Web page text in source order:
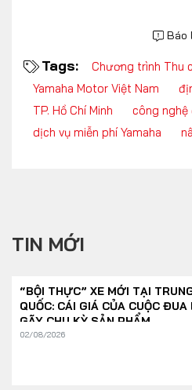
Báo
Tags:
Chương trình Thu
Yamaha Motor Việt Nam
TP. Hồ Chí Minh
công nghệ
dịch vụ miễn phí Yamaha
TIN MỚI
“BỘI THỰC” XE MỚI TẠI
QUỐC: CÁI GIÁ CỦA CUỘC ĐUA
GÃY CHU KỲ SẢN PHẨM
02/08/2026